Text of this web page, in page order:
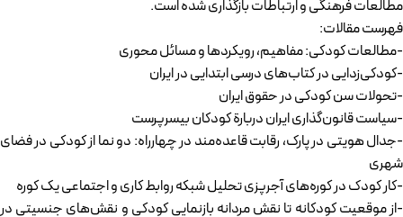
مطالعات فرهنگی و ارتباطات بازگذاری شده است.
فهرست مقالات:
-مطالعات کودکی: مفاهیم، رویکردها و مسائل محوری
-کودکی‌زدایی در کتاب‌های درسی ابتدایی در ایران
-تحولات سن کودکی در حقوق ایران
-سیاست قانون‌گذاری ایران دربارة کودکان بی‏سرپرست
-جدال هویتی در پارک، رقابت قاعده‌مند در چهارراه: دو نما از کودکی در فضای
شهری
-کار کودک در کوره‌های آجرپزی تحلیل شبکه روابط کاری و اجتماعی یک کوره
-از موقعیت کودکانه تا نقش مردانه بازنمایی کودکی و نقش‌های جنسیتی در